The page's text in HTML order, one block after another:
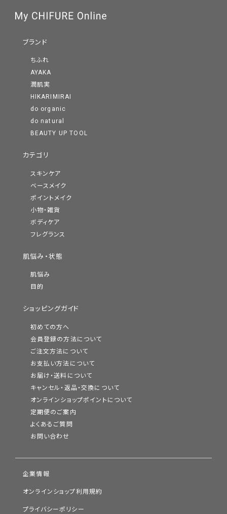
ブランド
ちふれ
AYAKA
潤肌実
HIKARIMIRAI
do organic
do natural
BEAUTY UP TOOL
カテゴリ
スキンケア
ベースメイク
ポイントメイク
小物・雑貨
ボディケア
フレグランス
肌悩み・状態
肌悩み
目的
ショッピングガイド
初めての方へ
会員登録の方法について
ご注文方法について
お支払い方法について
お届け・送料について
キャンセル・返品・交換について
オンラインショップポイントについて
定期便のご案内
よくあるご質問
お問い合わせ
企業情報
オンラインショップ利用規約
プライバシーポリシー